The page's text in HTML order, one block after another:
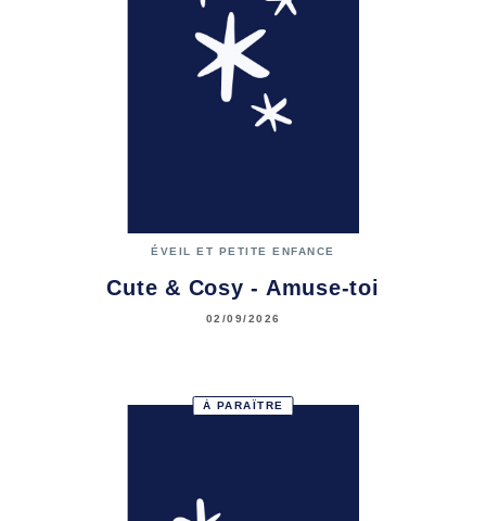
ÉVEIL ET PETITE ENFANCE
Cute & Cosy - Amuse-toi
02/09/2026
À PARAÎTRE